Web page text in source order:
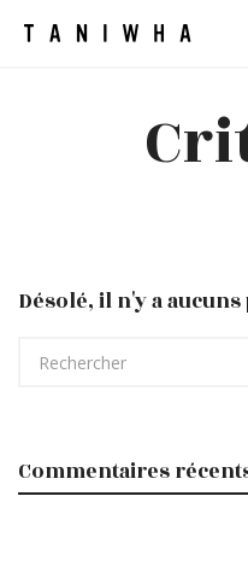
Désolé, il n'y a
Commentaires